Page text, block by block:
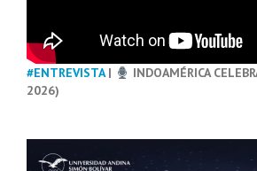
#ENTREVISTA|
INDOAMÉRICA
2026)